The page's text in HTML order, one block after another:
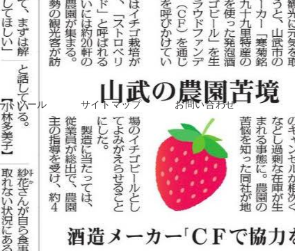
トツール サイトマップ お問い合わせ
2020年6月6日
サイト内検索
検
索：
お知らせ